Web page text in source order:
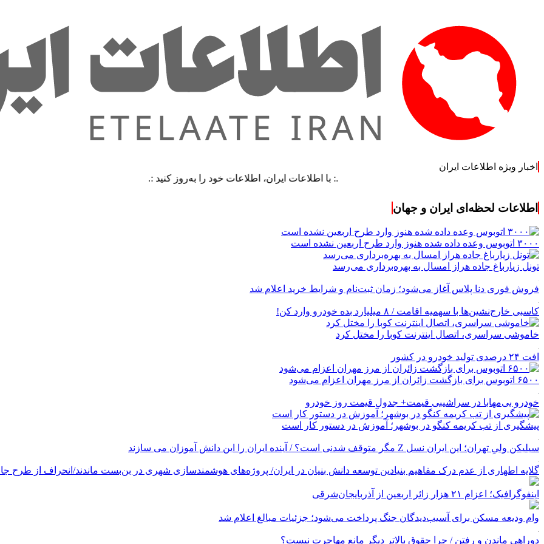
اخبار ویژه اطلاعات ایران
.: با اطلاعات ایران، اطلاعات خود را به‌روز کنید :.
اطلاعات لحظه‌ای ایران و جهان
۳۰۰۰ اتوبوس وعده داده شده هنوز وارد طرح اربعین نشده است
تونل زیارباغ جاده هراز امسال به بهره‌برداری می‌رسد
فروش فوری دنا پلاس آغاز می‌شود؛ زمان ثبت‌نام و شرایط خرید اعلام شد
کاسبی خارج‌نشین‌ها با سهمیه اقامت / ۸ میلیارد بده خودرو وارد کن!
خاموشی سراسری، اتصال اینترنت کوبا را مختل کرد
افت ۲۴ درصدی تولید خودرو در کشور
۶۵۰۰ اتوبوس برای بازگشت زائران از مرز مهران اعزام می‌شود
خودرو بی‌مهابا در سراشیبی قیمت+ جدول قیمت روز خودرو
پیشگیری از تب کریمه کنگو در بوشهر؛ آموزش در دستور کار است
سیلیکن ولیِ تهران؛ این ایران نسل Z مگر متوقف شدنی است؟ / آینده ایران را این دانش آموزان می سازند
گلایه اطهاری از عدم درک مفاهیم بنیادین توسعه دانش بنیان در ایران/ پروژه‌های هوشمندسازی شهری در بن‌بست ماندند/انحراف از طرح جامع ۱۳۸۶ به کشور
اینفوگرافیک؛ اعزام ۲۱ هزار زائر اربعین از آذربایجان‌شرقی
وام ودیعه مسکن برای آسیب‌دیدگان جنگ پرداخت می‌شود؛ جزئیات مبالغ اعلام شد
دوراهی ماندن و رفتن / چرا حقوق بالاتر دیگر مانع مهاجرت نیست؟